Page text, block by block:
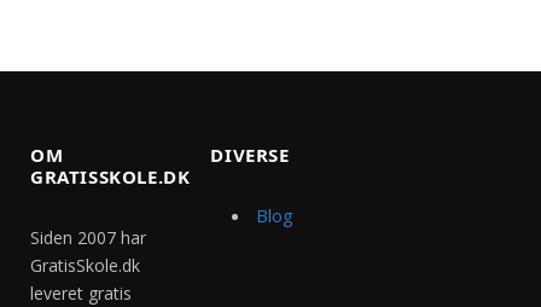
OM
GRATISSKOLE.DK
Siden 2007 har
GratisSkole.dk
leveret gratis
DIVERSE
Blog